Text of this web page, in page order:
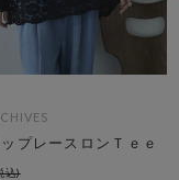
プレースロンＴｅｅ